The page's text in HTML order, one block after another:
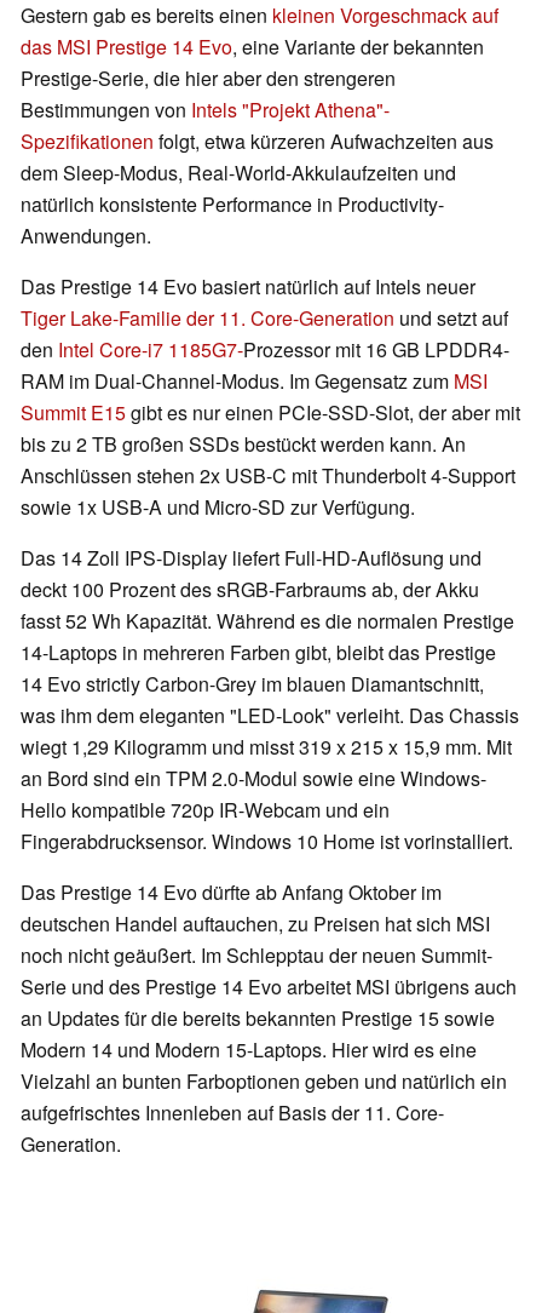
Gestern gab es bereits einen kleinen Vorgeschmack auf
das MSI Prestige 14 Evo, eine Variante der bekannten
Prestige-Serie, die hier aber den strengeren
Bestimmungen von Intels "Projekt Athena"-
Spezifikationen folgt, etwa kürzeren Aufwachzeiten aus
dem Sleep-Modus, Real-World-Akkulaufzeiten und
natürlich konsistente Performance in Productivity-
Anwendungen.
Das Prestige 14 Evo basiert natürlich auf Intels neuer
Tiger Lake-Familie der 11. Core-Generation und setzt auf
den Intel Core-i7 1185G7-Prozessor mit 16 GB LPDDR4-
RAM im Dual-Channel-Modus. Im Gegensatz zum MSI
Summit E15gibt es nur einen PCIe-SSD-Slot, der aber mit
bis zu 2 TB großen SSDs bestückt werden kann. An
Anschlüssen stehen 2x USB-C mit Thunderbolt 4-Support
sowie 1x USB-A und Micro-SD zur Verfügung.
Das 14 Zoll IPS-Display liefert Full-HD-Auflösung und
deckt 100 Prozent des sRGB-Farbraums ab, der Akku
fasst 52 Wh Kapazität. Während es die normalen Prestige
14-Laptops in mehreren Farben gibt, bleibt das Prestige
14 Evo strictly Carbon-Grey im blauen Diamantschnitt,
was ihm dem eleganten "LED-Look" verleiht. Das Chassis
wiegt 1,29 Kilogramm und misst 319 x 215 x 15,9 mm. Mit
an Bord sind ein TPM 2.0-Modul sowie eine Windows-
Hello kompatible 720p IR-Webcam und ein
Fingerabdrucksensor. Windows 10 Home ist vorinstalliert.
Das Prestige 14 Evo dürfte ab Anfang Oktober im
deutschen Handel auftauchen, zu Preisen hat sich MSI
noch nicht geäußert. Im Schlepptau der neuen Summit-
Serie und des Prestige 14 Evo arbeitet MSI übrigens auch
an Updates für die bereits bekannten Prestige 15 sowie
Modern 14 und Modern 15-Laptops. Hier wird es eine
Vielzahl an bunten Farboptionen geben und natürlich ein
aufgefrischtes Innenleben auf Basis der 11. Core-
Generation.